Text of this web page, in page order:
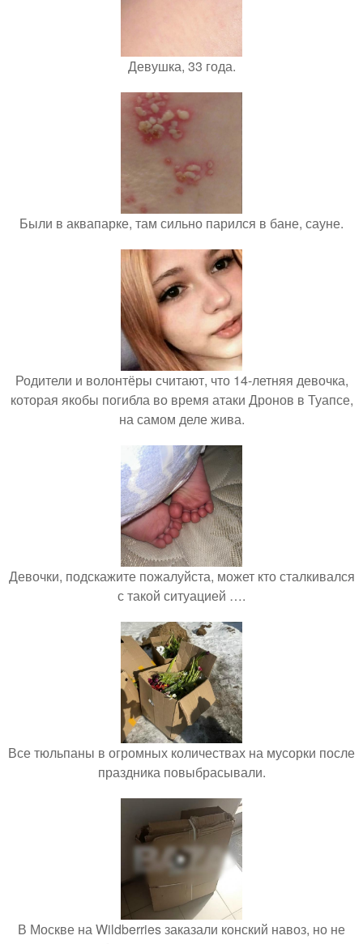
Девушка, 33 года.
Были в аквапарке, там сильно парился в бане, сауне.
Родители и волонтёры считают, что 14-летняя девочка,
которая якобы погибла во время атаки Дронов в Туапсе,
на самом деле жива.
Девочки, подскажите пожалуйста, может кто сталкивался
с такой ситуацией ….
Все тюльпаны в огромных количествах на мусорки после
праздника повыбрасывали.
В Москве на Wildberries заказали конский навоз, но не